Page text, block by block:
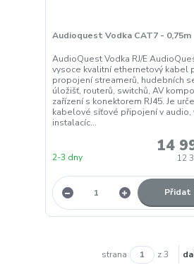
Audioquest Vodka CAT7 - 0,75m
AudioQuest Vodka RJ/E
vysoce kvalitní ethernetový kabel
propojení streamerů, hudebních
úložišť, routerů, switchů, AV
zařízení s konektorem RJ45. Je
kabelové síťové připojení v audio,
instalacíc...
14
12
2-3 dny
Přidat
strana z 3